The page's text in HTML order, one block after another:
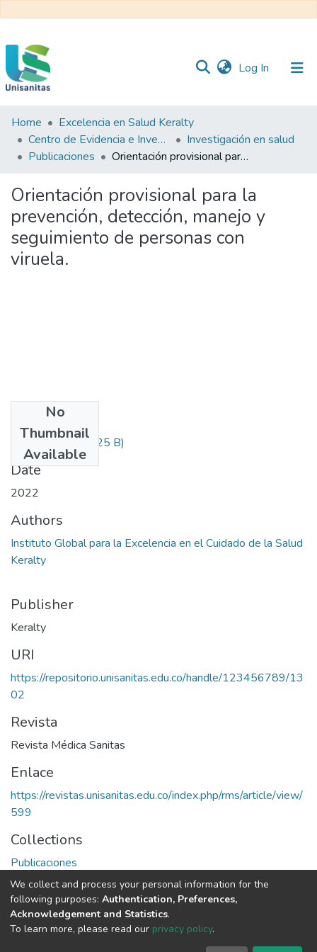
Log In (current)
Inicio
Web
Unisanitas
Web
Home
Excelencia en Salud Keralty
Centro de Evidencia e Investigación para las Decisiones en Salud – CEIDS
Investigación en salud
Publicaciones
Orientación provisional para la prevención, detección, manejo y seguimiento de personas con viruela.
Orientación provisional para la
prevención, detección, manejo y
seguimiento de personas con
viruela.
No
Thumbnail
Available
Informacion.txt(225 B)
Date
2022
Authors
Instituto Global para la Excelencia en el Cuidado de la Salud
Keralty
Publisher
Keralty
URI
https://repositorio.unisanitas.edu.co/handle/123456789/13
02
Revista
Revista Médica Sanitas
Enlace
https://revistas.unisanitas.edu.co/index.php/rms/article/view/
599
Collections
Publicaciones
Full item page
DSpace software copyright © 2002-2026
We collect and process your personal information for the
following purposes: Authentication, Preferences,
Acknowledgement and Statistics.
To learn more, please read our privacy policy.